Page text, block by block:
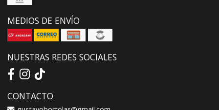
MEDIOS DE ENVÍO
NUESTRAS REDES SOCIALES
CONTACTO